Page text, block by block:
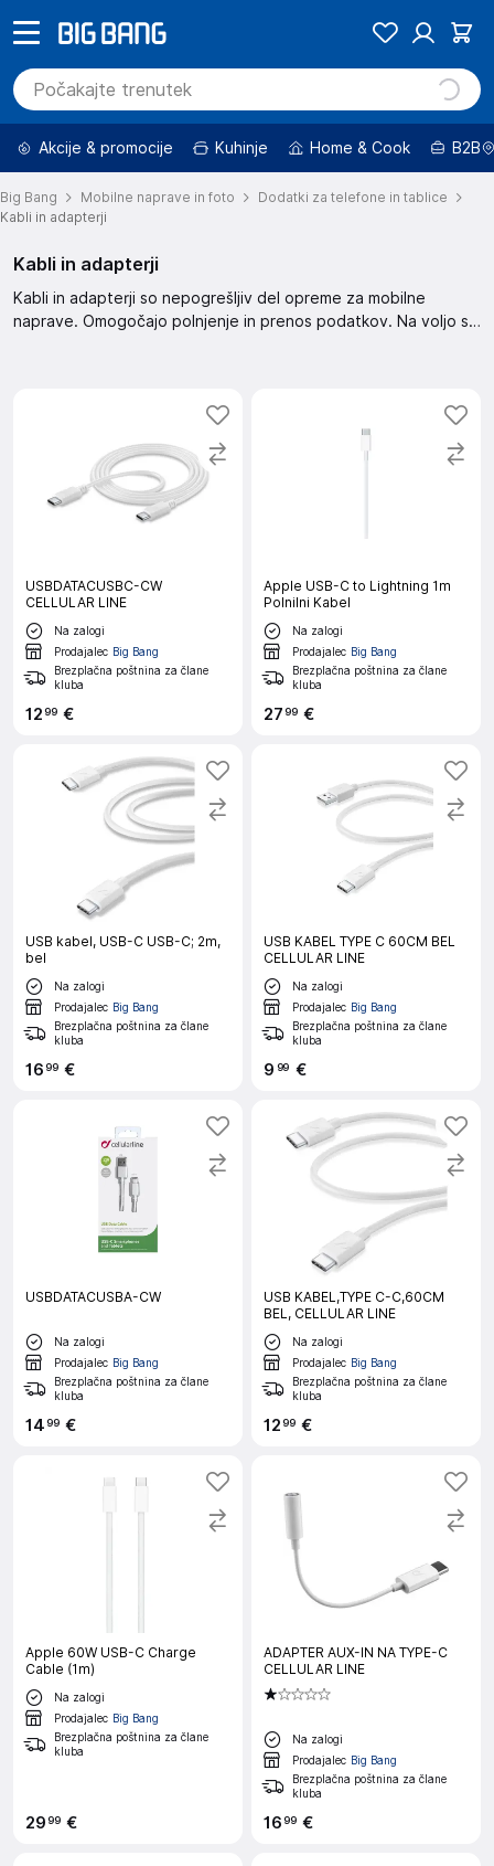
Akcije & promocije Kuhinje Home & Cook B2B
Big Bang Mobilne naprave in foto
Dodatki za telefone in tablice
Kabli in adapterji
Kabli in adapterji
Kabli in adapterji so nepogrešljiv del opreme za mobilne
naprave. Omogočajo polnjenje in prenos podatkov. Na voljo so
USBDATACUSBC-CW
CELLULAR LINE
Na zalogi
Prodajalec Big Bang
Brezplačna poštnina za člane
kluba
1299 €
Apple USB-C to Lightning 1m
Polnilni Kabel
Na zalogi
Prodajalec Big Bang
Brezplačna poštnina za člane
kluba
2799 €
USB kabel, USB-C USB-C; 2m,
bel
Na zalogi
Prodajalec Big Bang
Brezplačna poštnina za člane
kluba
1699 €
USB KABEL TYPE C 60CM BEL
CELLULAR LINE
Na zalogi
Prodajalec Big Bang
Brezplačna poštnina za člane
kluba
9 99 €
USBDATACUSBA-CW
Na zalogi
Prodajalec Big Bang
Brezplačna poštnina za člane
kluba
1499 €
USB KABEL,TYPE C-C,60CM
BEL, CELLULAR LINE
Na zalogi
Prodajalec Big Bang
Brezplačna poštnina za člane
kluba
1299 €
Apple 60W USB-C Charge
Cable (1m)
Na zalogi
Prodajalec Big Bang
Brezplačna poštnina za člane
kluba
2999 €
ADAPTER AUX-IN NA TYPE-C
CELLULAR LINE
Na zalogi
Prodajalec Big Bang
Brezplačna poštnina za člane
kluba
1699 €